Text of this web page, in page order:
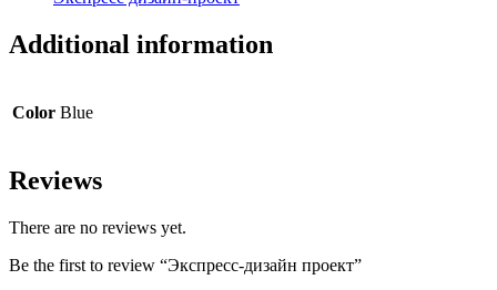
Additional information
Color Blue
Reviews
There are no reviews yet.
Be the first to review “Экспресс-дизайн проект”